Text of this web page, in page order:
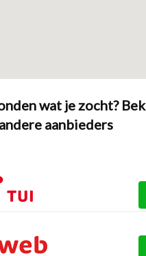
wat je zocht?
aanbieders